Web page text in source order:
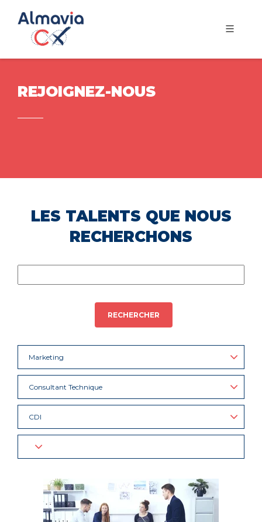
REJOIGNEZ-NOUS
LES TALENTS QUE NOUS
RECHERCHONS
RECHERCHER
Marketing
Consultant Technique
CDI